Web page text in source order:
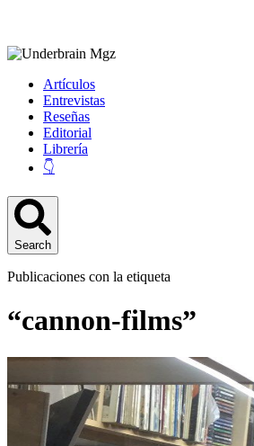
Artículos
Entrevistas
Reseñas
Editorial
Librería
👇
Search
Publicaciones con la etiqueta
“cannon-films”